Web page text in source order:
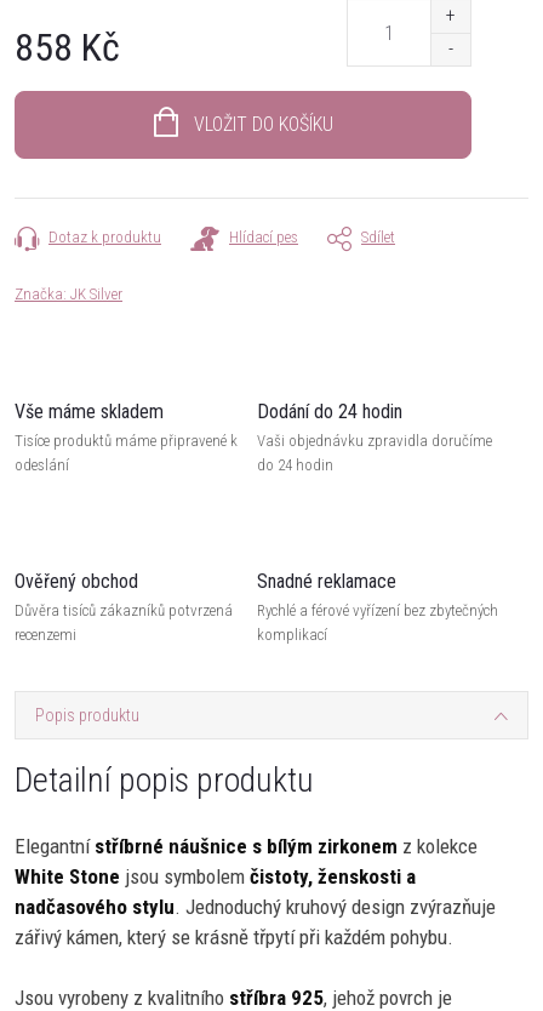
858 Kč
VLOŽIT DO KOŠÍKU
Dotaz k produktu Hlídací pes Sdílet
Značka: JK Silver
Vše máme skladem
Tisíce produktů máme připravené k
odeslání
Dodání do 24 hodin
Vaši objednávku zpravidla doručíme
do 24 hodin
Ověřený obchod
Důvěra tisíců zákazníků potvrzená
recenzemi
Snadné reklamace
Rychlé a férové vyřízení bez zbytečných
komplikací
Popis produktu
Detailní popis produktu
Elegantní stříbrné náušnice s bílým zirkonem z kolekce
White Stone jsou symbolem čistoty, ženskosti a
nadčasového stylu. Jednoduchý kruhový design zvýrazňuje
zářivý kámen, který se krásně třpytí při každém pohybu.
Jsou vyrobeny z kvalitního stříbra 925, jehož povrch je